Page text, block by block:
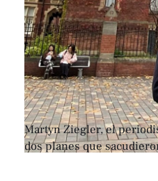
Martyn Ziegler, el
dos planes que